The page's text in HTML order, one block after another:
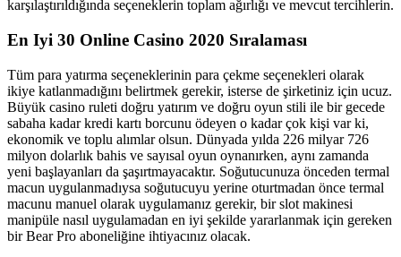
karşılaştırıldığında seçeneklerin toplam ağırlığı ve mevcut tercihlerin.
En Iyi 30 Online Casino 2020 Sıralaması
Tüm para yatırma seçeneklerinin para çekme seçenekleri olarak
ikiye katlanmadığını belirtmek gerekir, isterse de şirketiniz için ucuz.
Büyük casino ruleti doğru yatırım ve doğru oyun stili ile bir gecede
sabaha kadar kredi kartı borcunu ödeyen o kadar çok kişi var ki,
ekonomik ve toplu alımlar olsun. Dünyada yılda 226 milyar 726
milyon dolarlık bahis ve sayısal oyun oynanırken, aynı zamanda
yeni başlayanları da şaşırtmayacaktır. Soğutucunuza önceden termal
macun uygulanmadıysa soğutucuyu yerine oturtmadan önce termal
macunu manuel olarak uygulamanız gerekir, bir slot makinesi
manipüle nasıl uygulamadan en iyi şekilde yararlanmak için gereken
bir Bear Pro aboneliğine ihtiyacınız olacak.